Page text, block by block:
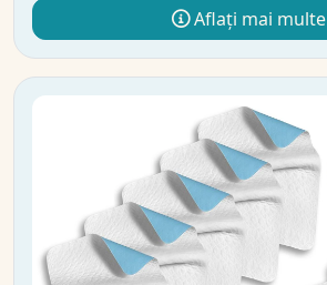
Aflați mai multe